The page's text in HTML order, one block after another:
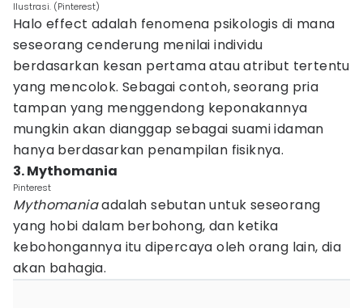
Ilustrasi. (Pinterest)
Halo effect adalah fenomena psikologis di mana
seseorang cenderung menilai individu
berdasarkan kesan pertama atau atribut tertentu
yang mencolok. Sebagai contoh, seorang pria
tampan yang menggendong keponakannya
mungkin akan dianggap sebagai suami idaman
hanya berdasarkan penampilan fisiknya.
3. Mythomania
Pinterest
Mythomaniaadalah sebutan untuk seseorang
yang hobi dalam berbohong, dan ketika
kebohongannya itu dipercaya oleh orang lain, dia
akan bahagia.